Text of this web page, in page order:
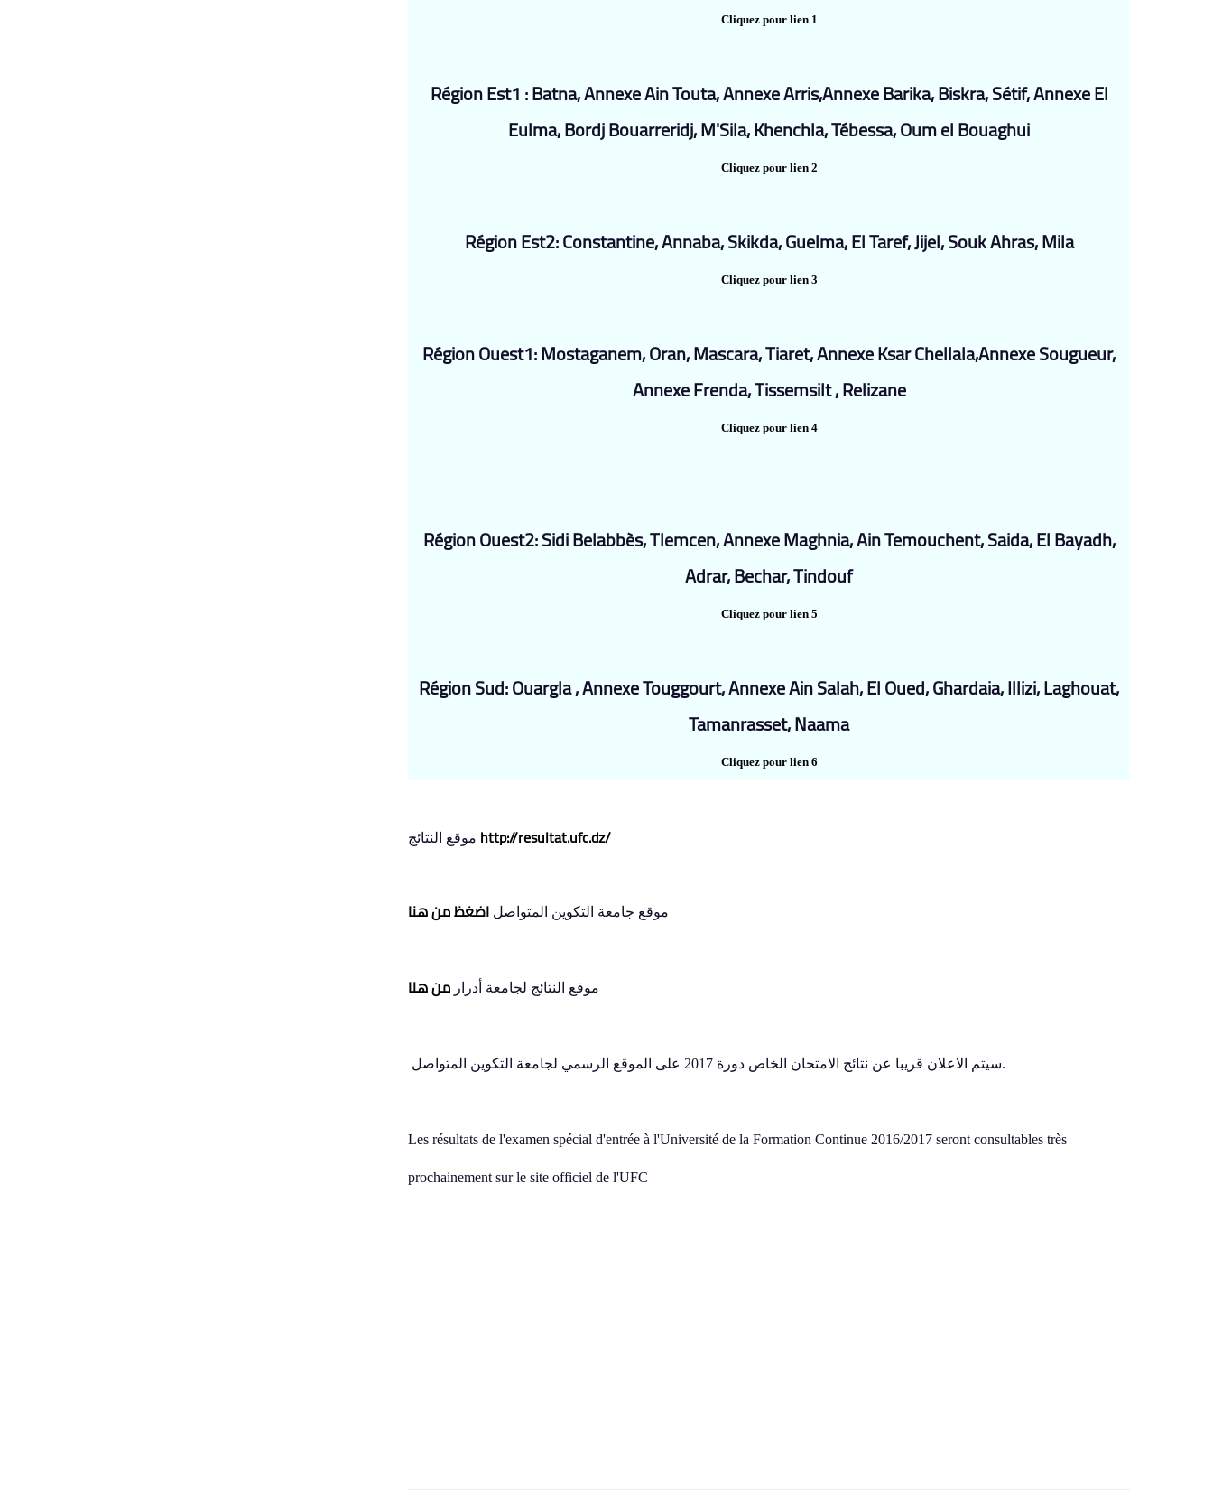
Cliquez pour lien 1
Région Est1 : Batna, Annexe Ain Touta, Annexe Arris,Annexe Barika, Biskra, Sétif, Annexe El
Eulma, Bordj Bouarreridj, M'Sila, Khenchla, Tébessa, Oum el Bouaghui
Cliquez pour lien 2
Région Est2: Constantine, Annaba, Skikda, Guelma, El Taref, Jijel, Souk Ahras, Mila
Cliquez pour lien 3
Région Ouest1: Mostaganem, Oran, Mascara, Tiaret, Annexe Ksar Chellala,Annexe Sougueur,
Annexe Frenda, Tissemsilt , Relizane
Cliquez pour lien 4
Région Ouest2: Sidi Belabbès, Tlemcen, Annexe Maghnia, Ain Temouchent, Saida, El Bayadh,
Adrar, Bechar, Tindouf
Cliquez pour lien 5
Région Sud: Ouargla , Annexe Touggourt, Annexe Ain Salah, El Oued, Ghardaia, Illizi, Laghouat,
Tamanrasset, Naama
Cliquez pour lien 6
http://resultat.ufc.dz/
موقع جامعة التكوين المتواصل اضغظ من هنا
موقع النتائج لجامعة أدرار من هنا
سيتم الاعلان قريبا عن نتائج الامتحان الخاص دورة 2017 على الموقع الرسمي لجامعة التكوين المتواصل.
Les résultats de l'examen spécial d'entrée à l'Université de la Formation Continue 2016/2017 seront consultables très
prochainement sur le site officiel de l'UFC